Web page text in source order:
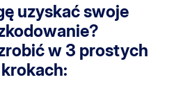
uzyskać swoje
w 3 prostych
krokach: